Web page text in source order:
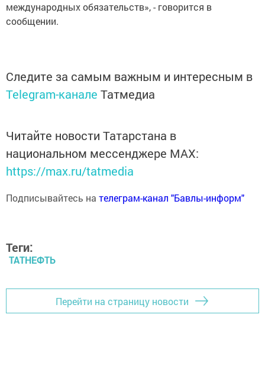
международных обязательств», - говорится в
сообщении.
Следите за самым важным и интересным в
Telegram-канале Татмедиа
Читайте новости Татарстана в
национальном мессенджере MАХ:
https://max.ru/tatmedia
Подписывайтесь на телеграм-канал "Бавлы-информ"
Теги:
ТАТНЕФТЬ
Перейти на страницу новости